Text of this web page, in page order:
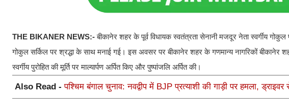
THE BIKANER NEWS:-बीकानेर शहर के पूर्व विधायक स्वतंत्रता सेनानी मजदूर नेता स्वर्गीय गोकुल
गोकुल सर्किल पर श्रद्धा के साथ मनाई गई। इस अवसर पर बीकानेर शहर के गणमान्य नागरिकों बीकानेर
स्वर्गीय पुरोहित की मूर्ति पर माल्यार्पण अर्पित किए और पुष्पांजलि अर्पित की।
Also Read -पश्चिम बंगाल चुनाव: नवद्वीप में BJP प्रत्याशी की गाड़ी पर हमला,